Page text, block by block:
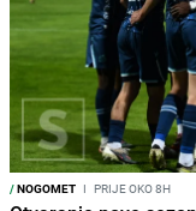
/NOGOMET I PRIJE OKO 8H